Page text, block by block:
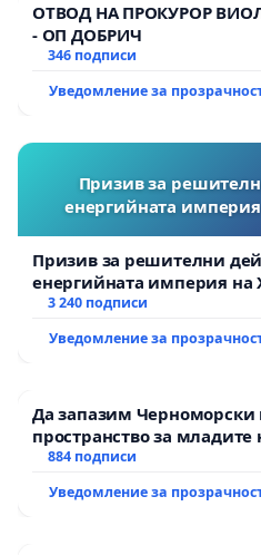
ОТВОД НА ПРОКУРОР
- ОП ДОБРИЧ
346 подписи
Уведомление за
Призив за
енергийната
Призив за решителни
енергийната империя на
3 240 подписи
Уведомление за
Да запазим
пространство за младите
884 подписи
Уведомление за